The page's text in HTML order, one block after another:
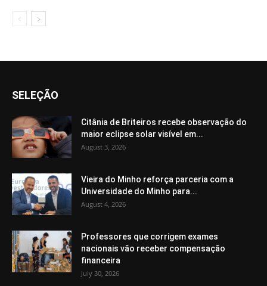
SELEÇÃO
Citânia de Briteiros recebe observação do
maior eclipse solar visível em...
August 3, 2026
Vieira do Minho reforça parceria com a
Universidade do Minho para...
August 4, 2026
Professores que corrigem exames
nacionais vão receber compensação
financeira
July 30, 2026